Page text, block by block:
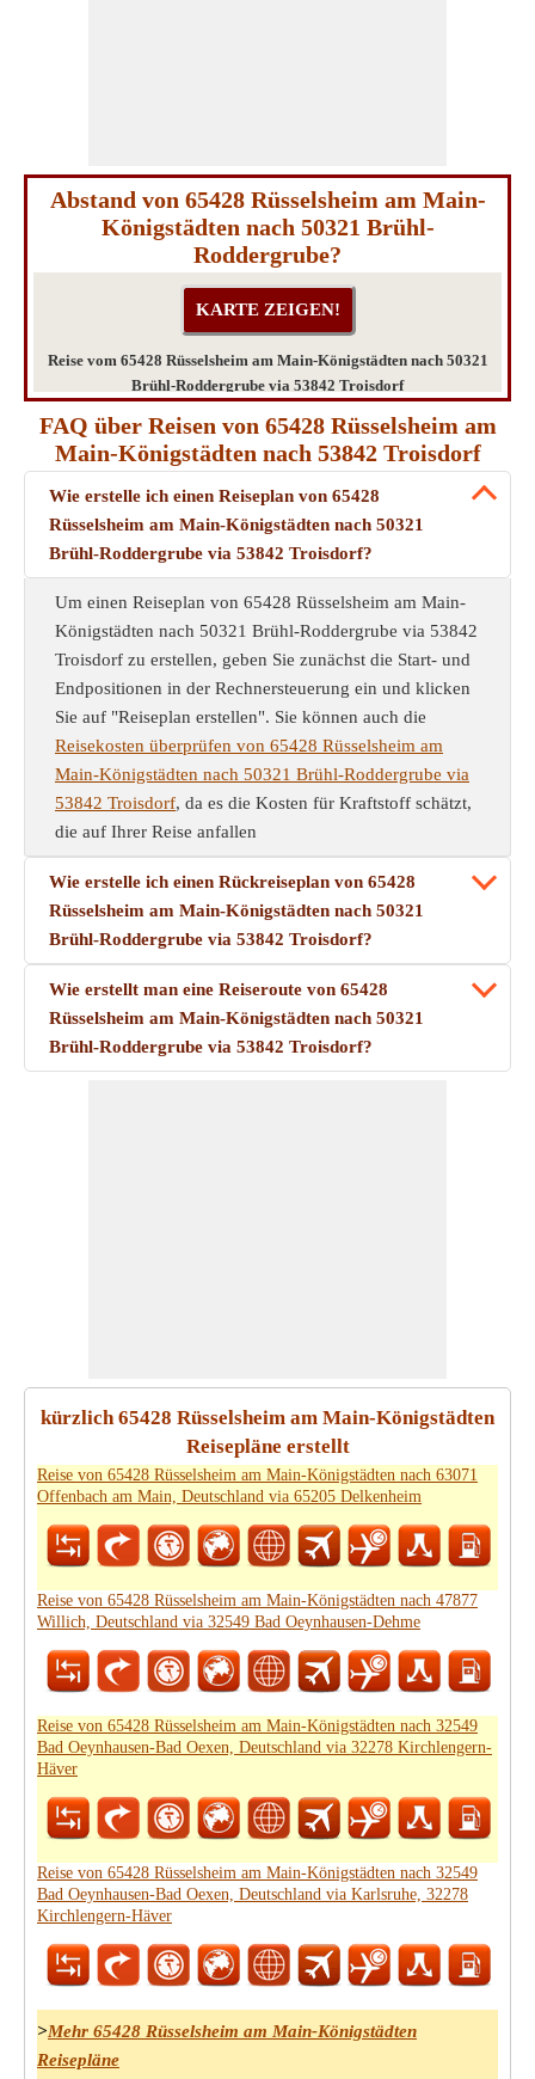
Abstand von 65428 Rüsselsheim am Main-
Königstädten nach 50321 Brühl-
Roddergrube?
Reise vom 65428 Rüsselsheim am Main-Königstädten nach 50321
Brühl-Roddergrube via 53842 Troisdorf
FAQ über Reisen von 65428 Rüsselsheim am
Main-Königstädten nach 53842 Troisdorf
Wie erstelle ich einen Reiseplan von 65428
Rüsselsheim am Main-Königstädten nach 50321
Brühl-Roddergrube via 53842 Troisdorf?
Um einen Reiseplan von 65428 Rüsselsheim am Main-
Königstädten nach 50321 Brühl-Roddergrube via 53842
Troisdorf zu erstellen, geben Sie zunächst die Start- und
Endpositionen in der Rechnersteuerung ein und klicken
Sie auf "Reiseplan erstellen". Sie können auch die
Reisekosten überprüfen von 65428 Rüsselsheim am
Main-Königstädten nach 50321 Brühl-Roddergrube via
53842 Troisdorf, da es die Kosten für Kraftstoff schätzt,
die auf Ihrer Reise anfallen
Wie erstelle ich einen Rückreiseplan von 65428
Rüsselsheim am Main-Königstädten nach 50321
Brühl-Roddergrube via 53842 Troisdorf?
Wie erstellt man eine Reiseroute von 65428
Rüsselsheim am Main-Königstädten nach 50321
Brühl-Roddergrube via 53842 Troisdorf?
kürzlich 65428 Rüsselsheim am Main-Königstädten
Reisepläne erstellt
Reise von 65428 Rüsselsheim am Main-Königstädten nach 63071
Offenbach am Main, Deutschland via 65205 Delkenheim
Reise von 65428 Rüsselsheim am Main-Königstädten nach 47877
Willich, Deutschland via 32549 Bad Oeynhausen-Dehme
Reise von 65428 Rüsselsheim am Main-Königstädten nach 32549
Bad Oeynhausen-Bad Oexen, Deutschland via 32278 Kirchlengern-
Häver
Reise von 65428 Rüsselsheim am Main-Königstädten nach 32549
Bad Oeynhausen-Bad Oexen, Deutschland via Karlsruhe, 32278
Kirchlengern-Häver
>Mehr 65428 Rüsselsheim am Main-Königstädten
Reisepläne